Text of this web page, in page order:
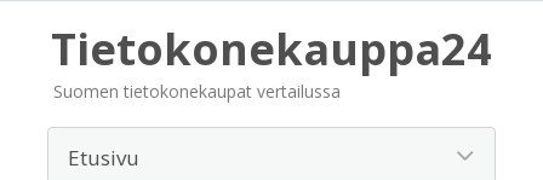
Tietokonekauppa24
Suomen tietokonekaupat vertailussa